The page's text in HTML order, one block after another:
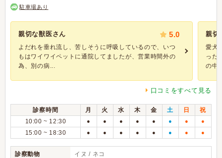
駐車場あり
親切な獣医さん 5.0
よだれを垂れ流し、苦しそうに呼吸しているので、いつ
もはワイワイペットに通院してましたが、営業時間外の
為、別の病...
親切
愛犬(
った
の中
口コミをすべて見る
診察時間 月 火 水 木 金 土 日
祝
10:00 ~ 12:30
● ● ● ● ● ● ● ●
15:00 ~ 18:30 ● ● ● ● ● ● ● ●
診察動物 イヌ / ネコ